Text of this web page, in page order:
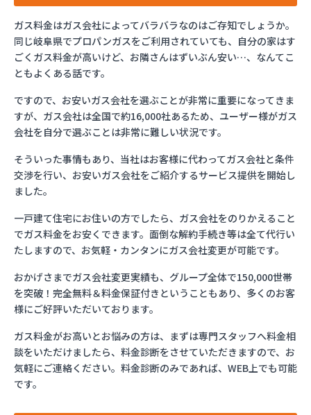
ガス料金はガス会社によってバラバラなのはご存知でしょうか。
同じ岐阜県でプロパンガスをご利用されていても、自分の家はす
ごくガス料金が高いけど、お隣さんはずいぶん安い…、なんてこ
ともよくある話です。
ですので、お安いガス会社を選ぶことが非常に重要になってきま
すが、ガス会社は全国で約16,000社あるため、ユーザー様がガス
会社を自分で選ぶことは非常に難しい状況です。
そういった事情もあり、当社はお客様に代わってガス会社と条件
交渉を行い、お安いガス会社をご紹介するサービス提供を開始し
ました。
一戸建て住宅にお住いの方でしたら、ガス会社をのりかえること
でガス料金をお安くできます。面倒な解約手続き等は全て代行い
たしますので、お気軽・カンタンにガス会社変更が可能です。
おかげさまでガス会社変更実績も、グループ全体で150,000世帯
を突破！完全無料＆料金保証付きということもあり、多くのお客
様にご好評いただいております。
ガス料金がお高いとお悩みの方は、まずは専門スタッフへ料金相
談をいただけましたら、料金診断をさせていただきますので、お
気軽にご連絡ください。料金診断のみであれば、WEB上でも可能
です。